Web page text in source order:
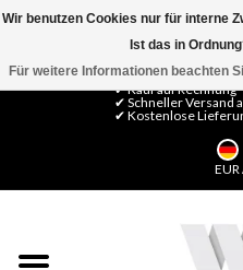
✔ Kauf auf Rechnung
✔ Schneller Versand
✔ Kostenlose
EUR
Wir benutzen Cookies nur für interne
Ist das in
Für weitere Informationen beachten